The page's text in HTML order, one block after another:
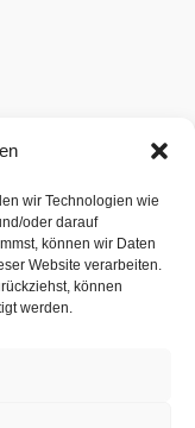
wir Technologien wie
oder darauf
können wir Daten
Website verarbeiten.
können
werden.